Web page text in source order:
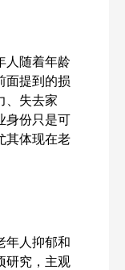
人随着年龄
面提到的损
、失去家
身份只是可
其体现在老
年人抑郁和
研究，主观